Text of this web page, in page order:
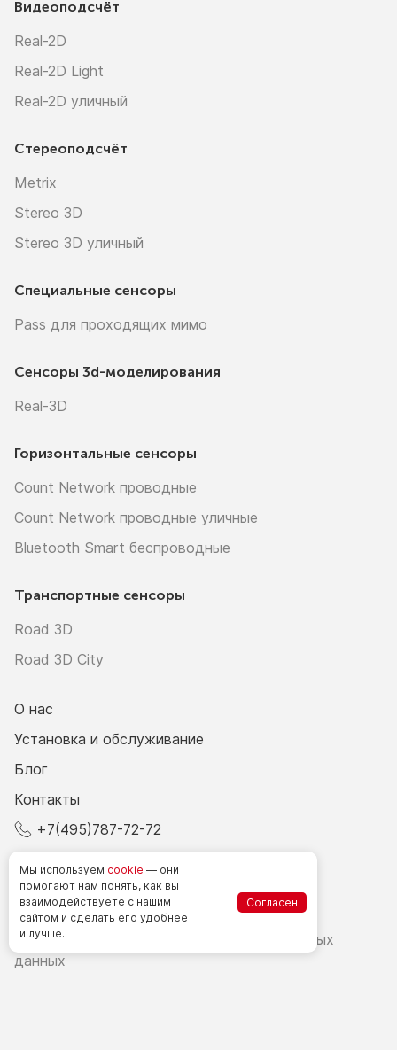
Видеоподсчёт
Real-2D
Real-2D Light
Real-2D уличный
Стереоподсчёт
Metrix
Stereo 3D
Stereo 3D уличный
Специальные сенсоры
Pass для проходящих мимо
Сенсоры 3d-моделирования
Real-3D
Горизонтальные сенсоры
Count Network проводные
Count Network проводные уличные
Bluetooth Smart беспроводные
Транспортные сенсоры
Road 3D
Road 3D City
О нас
Установка и обслуживание
Блог
Контакты
+7(495)787-72-72
Счетчики посетителей в РФ
Политика в области обработки персональных
данных
Мы используем cookie — они
помогают нам понять, как вы
взаимодействуете с нашим
сайтом и сделать его удобнее
и лучше.
Согласен